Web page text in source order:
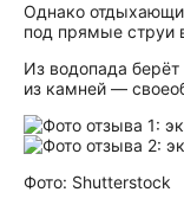
Однако
под прямые струи
Из водопада
из камней —
Фото: Shutterstock